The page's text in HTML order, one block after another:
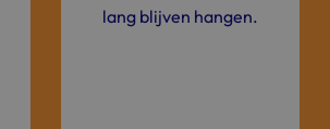
lang blijven hangen.